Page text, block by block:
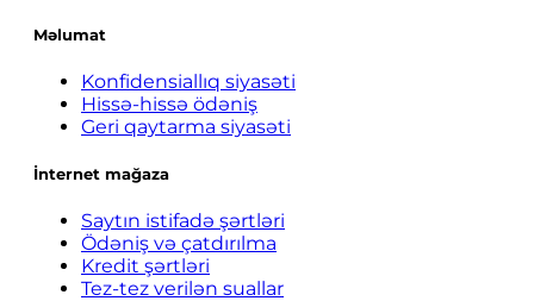
Məlumat
Konfidensiallıq siyasəti
Hissə-hissə ödəniş
Geri qaytarma siyasəti
İnternet mağaza
Saytın istifadə şərtləri
Ödəniş və çatdırılma
Kredit şərtləri
Tez-tez verilən suallar